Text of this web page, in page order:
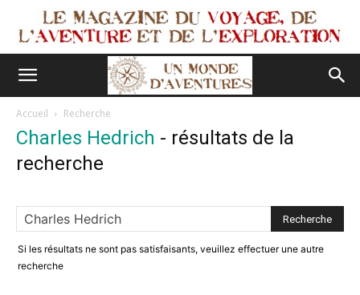
Accueil Recherche
Charles Hedrich - résultats de la
recherche
Si les résultats ne sont pas satisfaisants, veuillez effectuer une autre
recherche